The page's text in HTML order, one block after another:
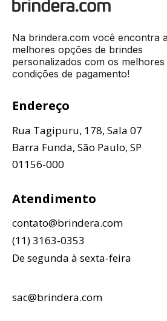
Na brindera.com você encontra
melhores opções de brindes
personalizados com os
condições de pagamento!
Endereço
Rua Tagipuru, 178, Sala 07
Barra Funda, São Paulo, SP
01156-000
Atendimento
contato@brindera.com
(11) 3163-0353
De segunda à sexta-feira
sac@brindera.com